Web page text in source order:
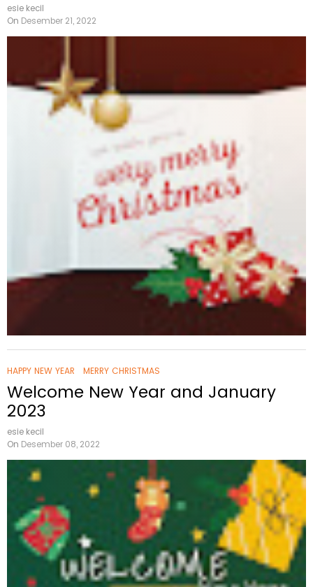
esie kecil
On Desember 21, 2022
HAPPY NEW YEAR MERRY CHRISTMAS
Welcome New Year and January
2023
esie kecil
On Desember 08, 2022